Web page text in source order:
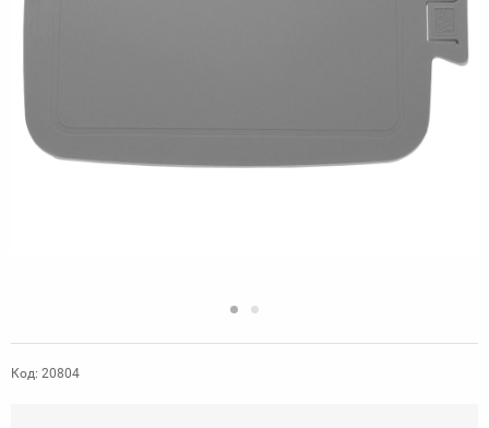
Код: 20804